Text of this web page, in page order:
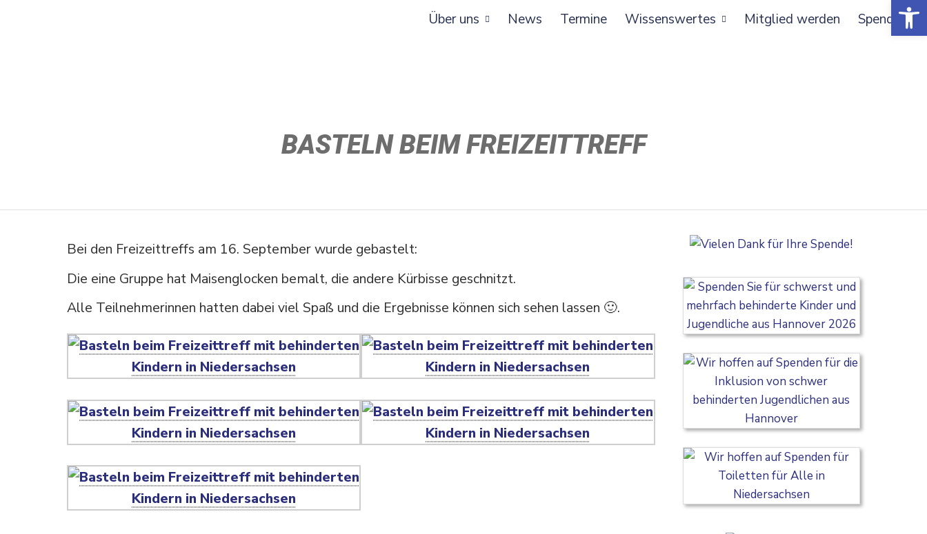
Über uns News Termine Wissenswertes Mitglied werden Spenden
BASTELN BEIM FREIZEITTREFF
Bei den Freizeit­treffs am 16. September wurde gebastelt:
Die eine Gruppe hat Maisen­glocken bemalt, die andere Kürbisse geschnitzt.
Alle Teilneh­me­rinnen hatten dabei viel Spaß und die Ergeb­nisse können sich sehen lassen 🙂.